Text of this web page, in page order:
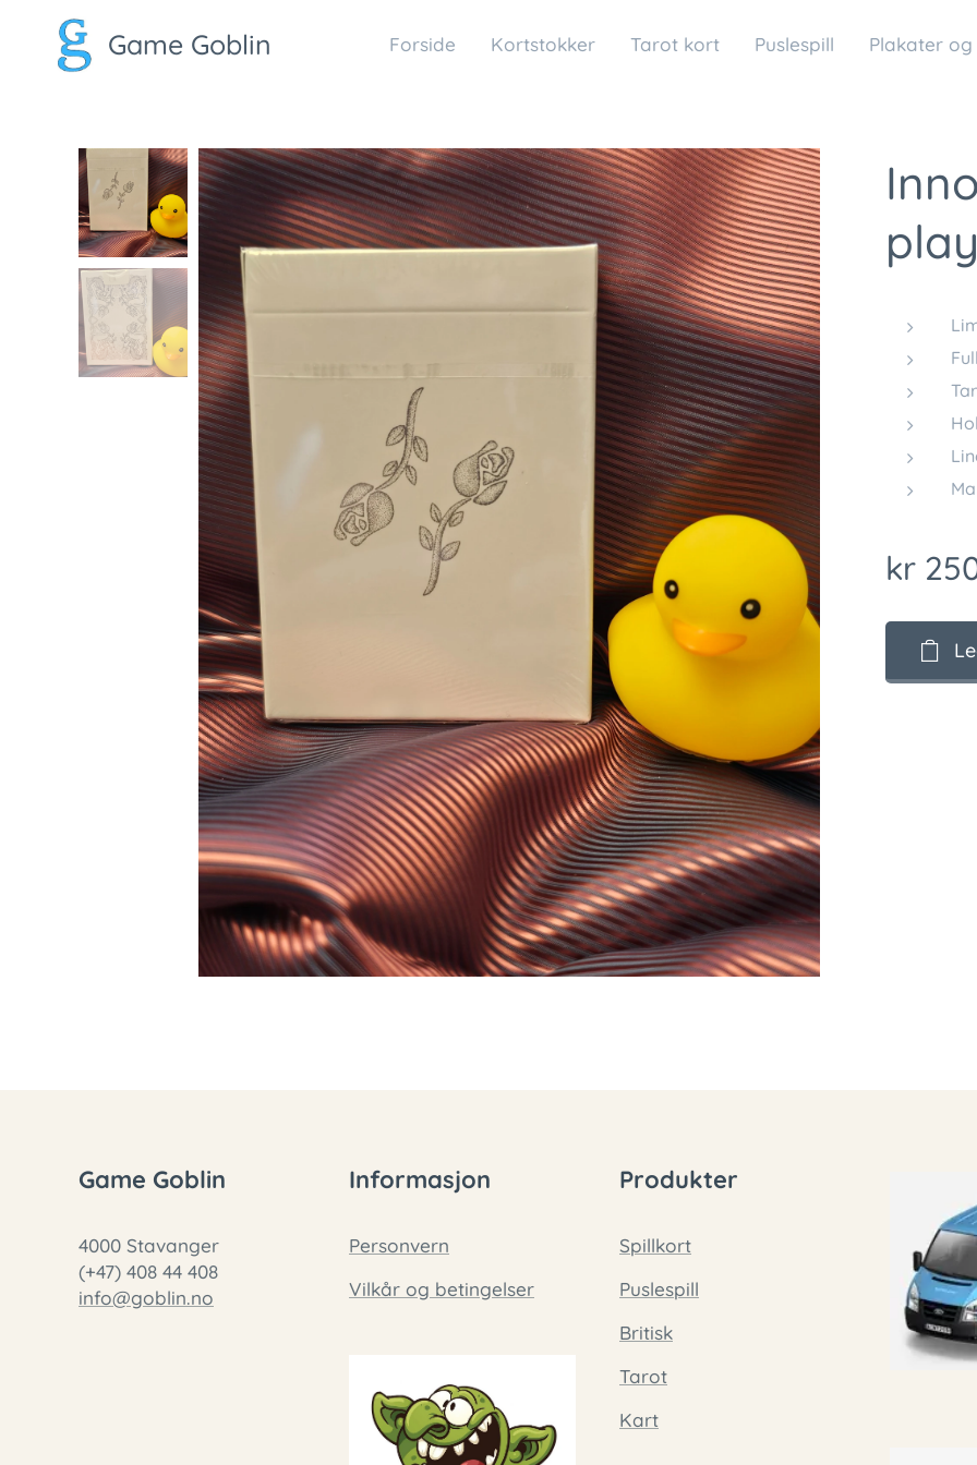
Game Goblin Forside Kortstokker Tarot kort Puslespill Plakater
kr
Game Goblin
4000 Stavanger
(+47) 408 44 408
info@goblin.no
Informasjon
Personvern
Vilkår og betingelser
Produkter
Spillkort
Puslespill
Britisk
Tarot
Kart